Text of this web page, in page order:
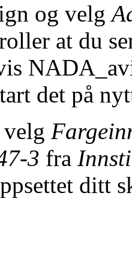
og velg
at du
det på
3 fra
ditt